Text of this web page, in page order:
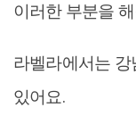
이러한 부분을
라벨라에서는
있어요.